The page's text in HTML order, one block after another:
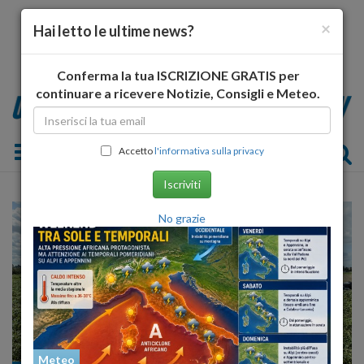
Toggle navigation
×
Hai letto le ultime news?
Conferma la tua ISCRIZIONE GRATIS per
continuare a ricevere Notizie, Consigli e Meteo.
Accettol'informativa sulla privacy
Iscriviti
No grazie
Meteo